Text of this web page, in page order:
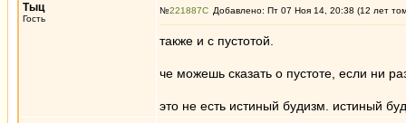
Тыц
Гость
№221887 Добавлено: Пт 07 Ноя 14, 20:38 (12 лет
также и с пустотой.
че можешь сказать о пустоте, если ни
это не есть истиный будизм. истиный